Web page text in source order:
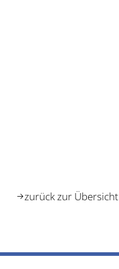
zurück zur Übersicht